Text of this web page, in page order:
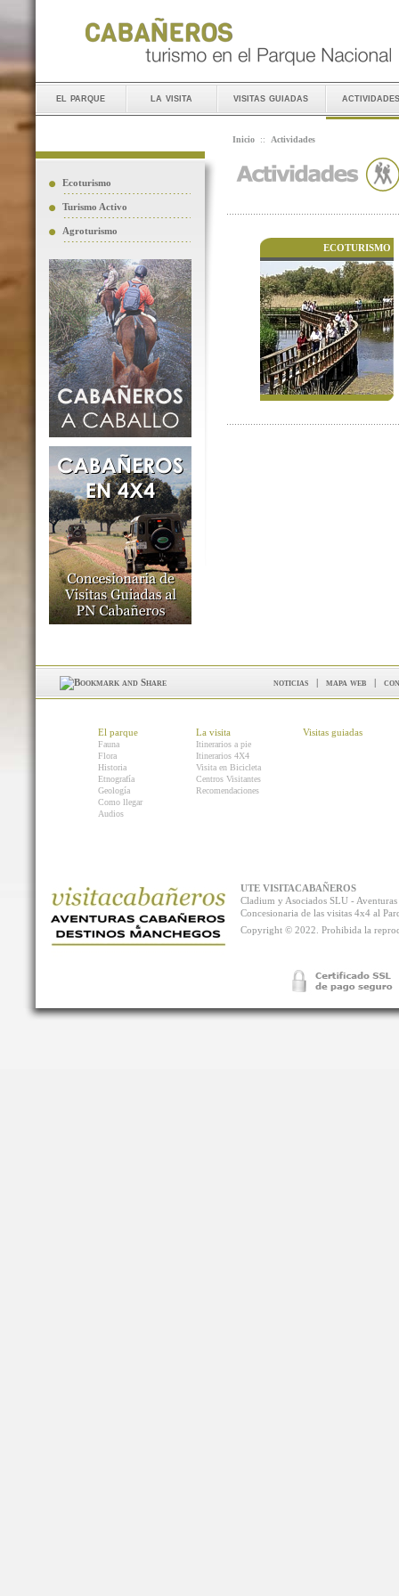
el parque la visita visitas guiadas actividades
Ecoturismo
Turismo Activo
Agroturismo
Inicio :: Actividades
ECOTURISMO
noticias | mapa web |
El parque
Fauna
Flora
Historia
Etnografía
Geología
Como llegar
Audios
La visita
Itinerarios a pie
Itinerarios 4X4
Visita en Bicicleta
Centros Visitantes
Recomendaciones
Visitas guiadas
UTE VISITACABAÑEROS
Cladium y Asociados SLU -
Concesionaria de las visitas 4x4 al
Copyright © 2022. Prohibida la